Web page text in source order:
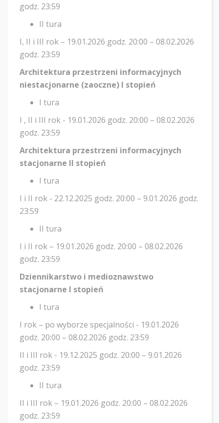
godz. 23:59
II tura
I, II i III rok – 19.01.2026 godz. 20:00 – 08.02.2026
godz. 23:59
Architektura przestrzeni informacyjnych
niestacjonarne (zaoczne) I stopień
I tura
I , II i III rok - 19.01.2026 godz. 20:00 – 08.02.2026
godz. 23:59
Architektura przestrzeni informacyjnych
stacjonarne II stopień
I tura
I i II rok - 22.12.2025 godz. 20:00 – 9.01.2026 godz.
23:59
II tura
I i II rok – 19.01.2026 godz. 20:00 – 08.02.2026
godz. 23:59
Dziennikarstwo i medioznawstwo
stacjonarne I stopień
I tura
I rok – po wyborze specjalności - 19.01.2026
godz. 20:00 – 08.02.2026 godz. 23:59
II i III rok - 19.12.2025 godz. 20:00 – 9.01.2026
godz. 23:59
II tura
II i III rok – 19.01.2026 godz. 20:00 – 08.02.2026
godz. 23:59